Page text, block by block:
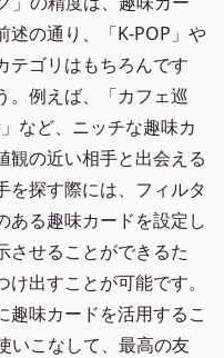
述の通り、「K-POP」や
テゴリはもちろんです
。例えば、「カフェ巡
など、ニッチな趣味カ
観の近い相手と出会える
を探す際には、フィルタ
ある趣味カードを設定し
させることができるた
出すことが可能です。
趣味カードを活用するこ
いこなして、最高の友